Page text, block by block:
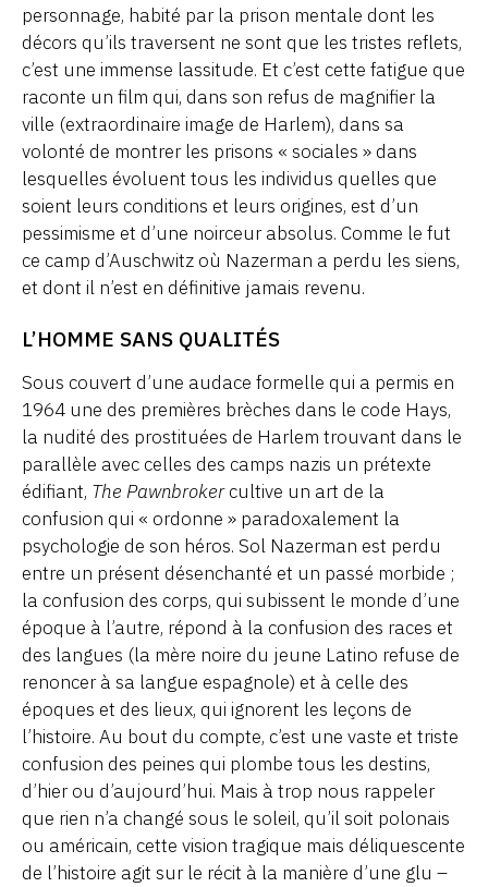
personnage, habité par la prison mentale dont les
décors qu’ils traversent ne sont que les tristes reflets,
c’est une immense lassitude. Et c’est cette fatigue que
raconte un film qui, dans son refus de magnifier la
ville (extraordinaire image de Harlem), dans sa
volonté de montrer les prisons « sociales » dans
lesquelles évoluent tous les individus quelles que
soient leurs conditions et leurs origines, est d’un
pessimisme et d’une noirceur absolus. Comme le fut
ce camp d’Auschwitz où Nazerman a perdu les siens,
et dont il n’est en définitive jamais revenu.
L’HOMME SANS QUALITÉS
Sous couvert d’une audace formelle qui a permis en
1964 une des premières brèches dans le code Hays,
la nudité des prostituées de Harlem trouvant dans le
parallèle avec celles des camps nazis un prétexte
édifiant, The Pawnbrokercultive un art de la
confusion qui « ordonne » paradoxalement la
psychologie de son héros. Sol Nazerman est perdu
entre un présent désenchanté et un passé morbide ;
la confusion des corps, qui subissent le monde d’une
époque à l’autre, répond à la confusion des races et
des langues (la mère noire du jeune Latino refuse de
renoncer à sa langue espagnole) et à celle des
époques et des lieux, qui ignorent les leçons de
l’histoire. Au bout du compte, c’est une vaste et triste
confusion des peines qui plombe tous les destins,
d’hier ou d’aujourd’hui. Mais à trop nous rappeler
que rien n’a changé sous le soleil, qu’il soit polonais
ou américain, cette vision tragique mais déliquescente
de l’histoire agit sur le récit à la manière d’une glu –